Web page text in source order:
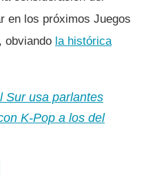
en los próximos Juegos
obviando la histórica
Sur usa parlantes
K-Pop a los del